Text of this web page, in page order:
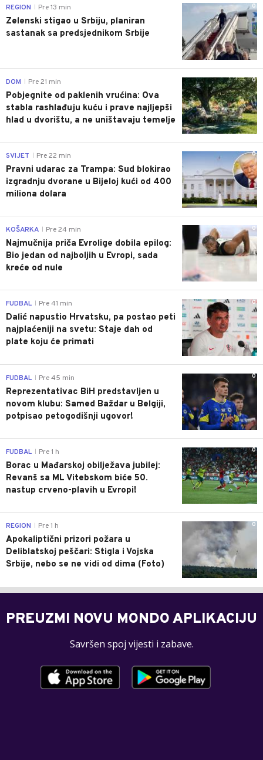
0
REGION Pre 13 min
Zelenski stigao u Srbiju, planiran
sastanak sa predsjednikom Srbije
0
DOM Pre 21 min
Pobjegnite od paklenih vrućina: Ova
stabla rashlađuju kuću i prave najljepši
hlad u dvorištu, a ne uništavaju temelje
0
SVIJET Pre 22 min
Pravni udarac za Trampa: Sud blokirao
izgradnju dvorane u Bijeloj kući od 400
miliona dolara
0
KOŠARKA Pre 24 min
Najmučnija priča Evrolige dobila epilog:
Bio jedan od najboljih u Evropi, sada
kreće od nule
0
FUDBAL Pre 41 min
Dalić napustio Hrvatsku, pa postao peti
najplaćeniji na svetu: Staje dah od
plate koju će primati
0
FUDBAL Pre 45 min
Reprezentativac BiH predstavljen u
novom klubu: Samed Baždar u Belgiji,
potpisao petogodišnji ugovor!
0
FUDBAL Pre 1 h
Borac u Mađarskoj obilježava jubilej:
Revanš sa ML Vitebskom biće 50.
nastup crveno-plavih u Evropi!
0
REGION Pre 1 h
Apokaliptični prizori požara u
Deliblatskoj peščari: Stigla i Vojska
Srbije, nebo se ne vidi od dima (Foto)
PREUZMI NOVU MONDO APLIKACIJU
Savršen spoj vijesti i zabave.